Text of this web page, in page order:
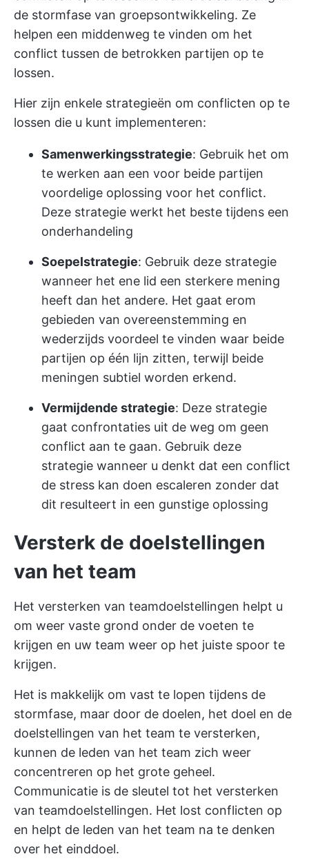
de stormfase van groepsontwikkeling. Ze
helpen een middenweg te vinden om het
conflict tussen de betrokken partijen op te
lossen.
Hier zijn enkele strategieën om conflicten op te
lossen die u kunt implementeren:
Samenwerkingsstrategie: Gebruik het om
te werken aan een voor beide partijen
voordelige oplossing voor het conflict.
Deze strategie werkt het beste tijdens een
onderhandeling
Soepelstrategie: Gebruik deze strategie
wanneer het ene lid een sterkere mening
heeft dan het andere. Het gaat erom
gebieden van overeenstemming en
wederzijds voordeel te vinden waar beide
partijen op één lijn zitten, terwijl beide
meningen subtiel worden erkend.
Vermijdende strategie: Deze strategie
gaat confrontaties uit de weg om geen
conflict aan te gaan. Gebruik deze
strategie wanneer u denkt dat een conflict
de stress kan doen escaleren zonder dat
dit resulteert in een gunstige oplossing
Versterk de doelstellingen
van het team
Het versterken van teamdoelstellingen helpt u
om weer vaste grond onder de voeten te
krijgen en uw team weer op het juiste spoor te
krijgen.
Het is makkelijk om vast te lopen tijdens de
stormfase, maar door de doelen, het doel en de
doelstellingen van het team te versterken,
kunnen de leden van het team zich weer
concentreren op het grote geheel.
Communicatie is de sleutel tot het versterken
van teamdoelstellingen. Het lost conflicten op
en helpt de leden van het team na te denken
over het einddoel.